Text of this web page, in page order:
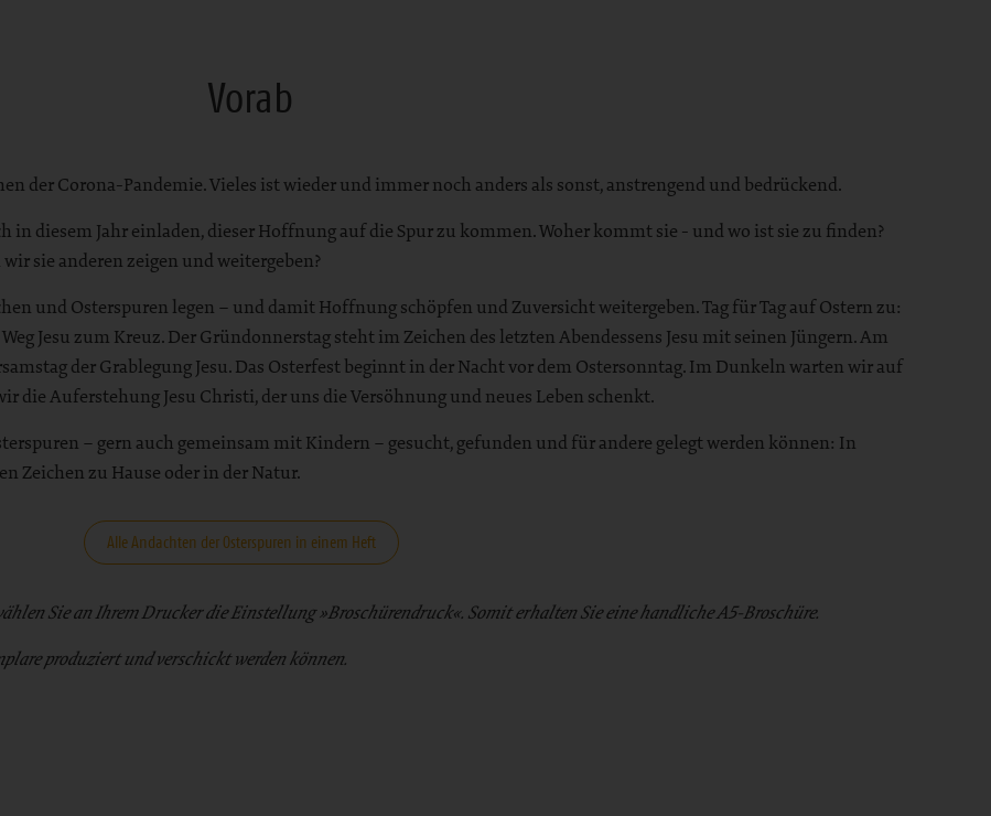
Vorab
der Corona-Pandemie. Vieles ist wieder und immer noch anders als sonst, anstrengend und bedrückend.
in diesem Jahr einladen, dieser Hoffnung auf die Spur zu kommen. Woher kommt sie - und wo ist sie zu finden?
sie anderen zeigen und weitergeben?
und Osterspuren legen – und damit Hoffnung schöpfen und Zuversicht weitergeben. Tag für Tag auf Ostern zu:
Jesu zum Kreuz. Der Gründonnerstag steht im Zeichen des letzten Abendessens Jesu mit seinen Jüngern. Am
der Grablegung Jesu. Das Osterfest beginnt in der Nacht vor dem Ostersonntag. Im Dunkeln warten wir auf
die Auferstehung Jesu Christi, der uns die Versöhnung und neues Leben schenkt.
– gern auch gemeinsam mit Kindern – gesucht, gefunden und für andere gelegt werden können: In
Zeichen zu Hause oder in der Natur.
Alle Andachten der Osterspuren in einem Heft
Sie an Ihrem Drucker die Einstellung »Broschürendruck«. Somit erhalten Sie eine handliche A5-Broschüre.
produziert und verschickt werden können.